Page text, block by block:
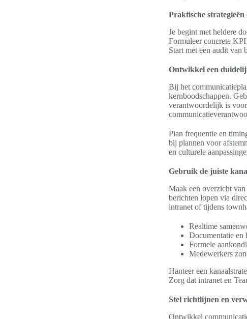
Praktische
Je begint met heldere
Formuleer concrete
Start met een audit van
Ontwikkel een
Bij het
kernboodschappen.
verantwoordelijk is
Plan frequentie en
bij plannen voor
en culturele
Gebruik de juiste
Maak een overzicht
berichten lopen via
intranet of tijdens
Realtime
Documentatie en
Formele
Medewerkers
Hanteer een
Zorg dat intranet en
Stel richtlijnen en
Ontwikkel